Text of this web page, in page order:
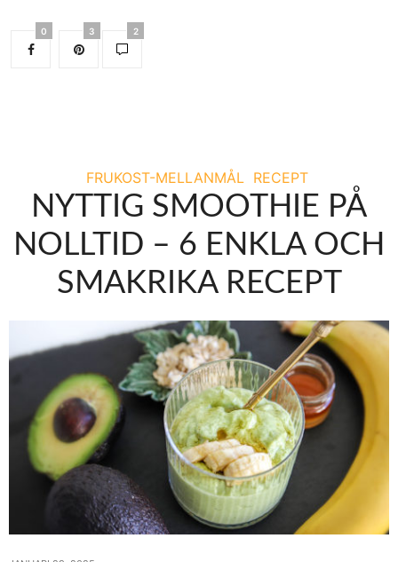
0 3 2
FRUKOST-MELLANMÅL RECEPT
NYTTIG SMOOTHIE PÅ
NOLLTID – 6 ENKLA OCH
SMAKRIKA RECEPT